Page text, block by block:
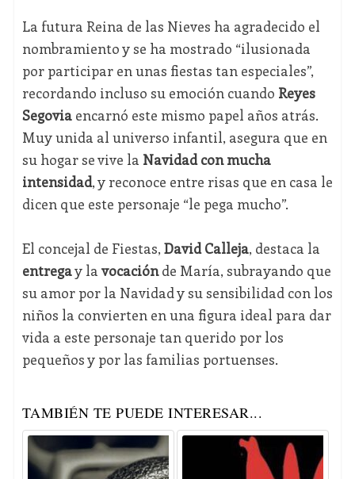
La futura Reina de las Nieves ha agradecido el
nombramiento y se ha mostrado “ilusionada
por participar en unas fiestas tan especiales”,
recordando incluso su emoción cuando Reyes
Segoviaencarnó este mismo papel años atrás.
Muy unida al universo infantil, asegura que en
su hogar se vive la Navidad con mucha
intensidad, y reconoce entre risas que en casa le
dicen que este personaje “le pega mucho”.
El concejal de Fiestas, David Calleja, destaca la
entregay la vocaciónde María, subrayando que
su amor por la Navidad y su sensibilidad con los
niños la convierten en una figura ideal para dar
vida a este personaje tan querido por los
pequeños y por las familias portuenses.
TAMBIÉN TE PUEDE INTERESAR...